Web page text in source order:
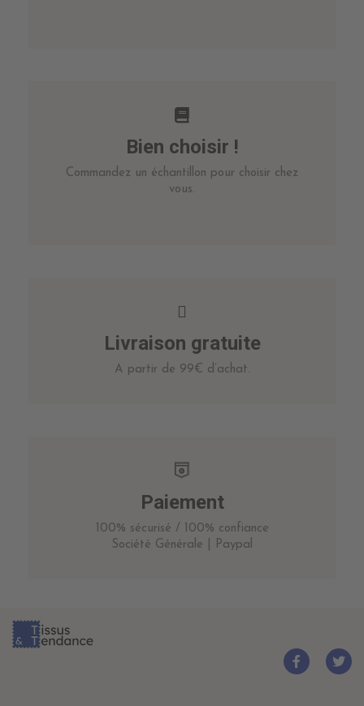
Bien choisir !
Commandez un échantillon pour choisir chez
vous.
Livraison gratuite
A partir de 99€ d’achat.
Paiement
100% sécurisé / 100% confiance
Société Générale | Paypal